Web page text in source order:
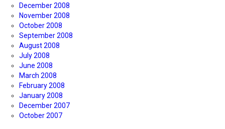
December 2008
November 2008
October 2008
September 2008
August 2008
July 2008
June 2008
March 2008
February 2008
January 2008
December 2007
October 2007